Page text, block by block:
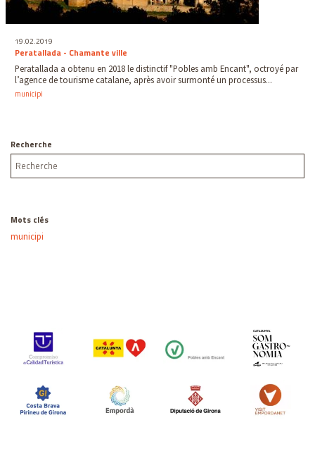
19.02.2019
Peratallada - Chamante ville
Peratallada a obtenu en 2018 le distinctif "Pobles amb Encant", octroyé par
l’agence de tourisme catalane, après avoir surmonté un processus...
municipi
Recherche
Mots clés
municipi